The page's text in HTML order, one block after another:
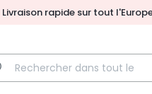
Livraison rapide sur tout